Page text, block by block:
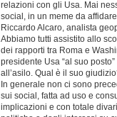
relazioni con gli Usa. Mai
social, in un meme da
Riccardo Alcaro, analista
Abbiamo tutti assistito allo
dei rapporti tra Roma e
presidente Usa “al suo
all’asilo. Qual è il suo
In generale non ci sono
sui social, fatta ad uso e
implicazioni e con totale